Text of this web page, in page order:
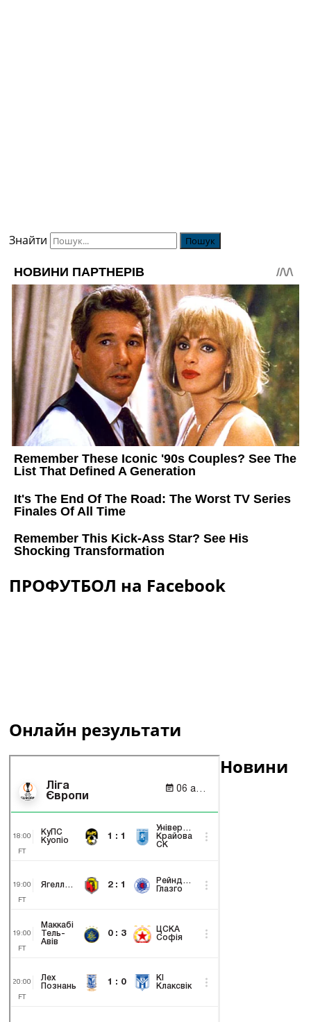
Знайти
ПРОФУТБОЛ на Facebook
Онлайн результати
Новини